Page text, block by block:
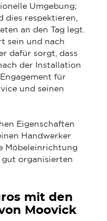
Umgebung;
dies respektieren,
an den Tag legt.
sein und nach
dafür sorgt, dass
der Installation
für
und seinen
Eigenschaften
Handwerker
Möbeleinrichtung
organisierten
mit den
Moovick